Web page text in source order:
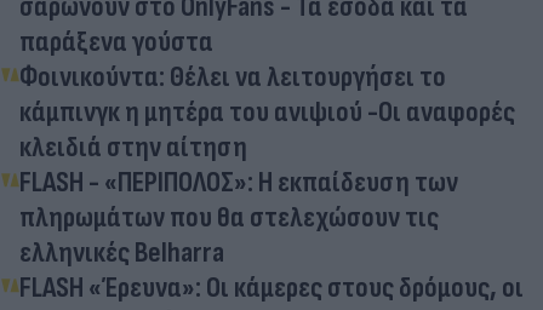
παράξενα γούστα
Φοινικούντα: Θέλει να λειτουργήσει το
κάμπινγκ η μητέρα του ανιψιού -Οι αναφορές
κλειδιά στην αίτηση
FLASH - «ΠΕΡΙΠΟΛΟΣ»: Η εκπαίδευση των
πληρωμάτων που θα στελεχώσουν τις
ελληνικές Belharra
FLASH «Έρευνα»: Οι κάμερες στους δρόμους, οι